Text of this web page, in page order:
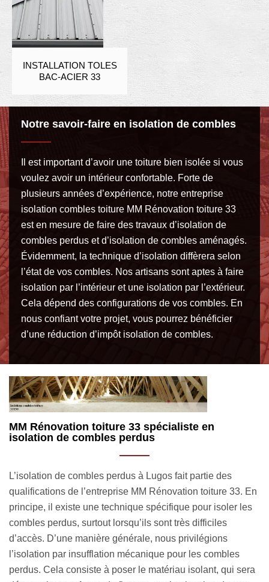
INSTALLATION TOLES
BAC-ACIER 33
Notre savoir-faire en isolation de combles
Il est important d’avoir une toiture bien isolée si vous
voulez avoir un intérieur confortable. Forte de
plusieurs années d’expérience, notre entreprise
isolation combles toiture MM Rénovation toiture 33
est en mesure de faire des travaux d’isolation de
combles perdus et d’isolation de combles aménagés.
Évidemment, la technique d’isolation diffèrera selon
l’état de vos combles. Nos artisans sont aptes à faire
isolation par l’intérieur et une isolation par l’extérieur.
Cela dépend des configurations de vos combles. En
nous confiant votre projet, vous pourrez bénéficier
d’une réduction d’impôt isolation de combles.
En
Couvreur pas cher pour isolation combles
toiture à Lugos 33830
Avec l’entreprise MM Rénovation toiture 33, le prix
isolation combles toiture à Lugos est raisonnable tout en
bénéficiant d’un service de qualité. Couvreur pas cher pour
isolation combles toiture 33830, MM Rénovation toiture 33
se veut répondre aux besoins de tout un chacun en tenant
compte de chaque budget. Dans le cadre d’une isolation
combles toiture, nous pouvons nous adapter au budget des